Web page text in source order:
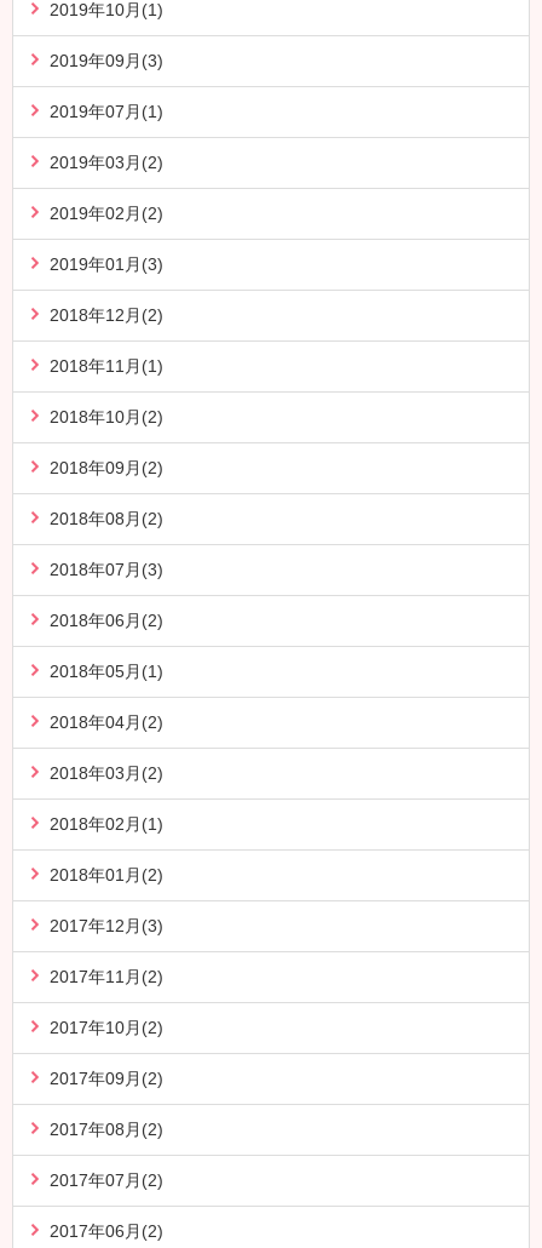
2019年10月(1)
2019年09月(3)
2019年07月(1)
2019年03月(2)
2019年02月(2)
2019年01月(3)
2018年12月(2)
2018年11月(1)
2018年10月(2)
2018年09月(2)
2018年08月(2)
2018年07月(3)
2018年06月(2)
2018年05月(1)
2018年04月(2)
2018年03月(2)
2018年02月(1)
2018年01月(2)
2017年12月(3)
2017年11月(2)
2017年10月(2)
2017年09月(2)
2017年08月(2)
2017年07月(2)
2017年06月(2)